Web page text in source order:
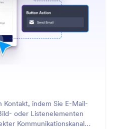
: Send Email
indem Sie E-Mail-
oder Listenelementen
Kommunikationskanal,